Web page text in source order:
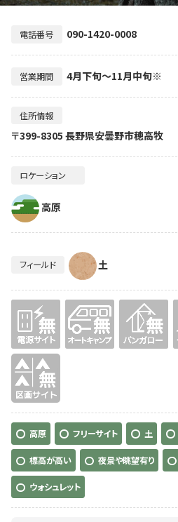
電話番号 090-1420-0008
営業期間 4月下旬～11月中旬※
住所情報
〒399-8305 長野県安曇野市穂高牧
ロケーション
高原
フィールド 土
無 無
無
高原 フリーサイト 土
標高が高い 夜景や眺望有り
ウォシュレット